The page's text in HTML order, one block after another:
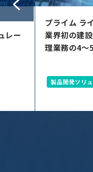
場管
25年以上の
して
EMI測定から
電気・電子回路